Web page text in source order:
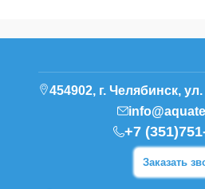
454902, г. Челябинск,
+7
Заказать